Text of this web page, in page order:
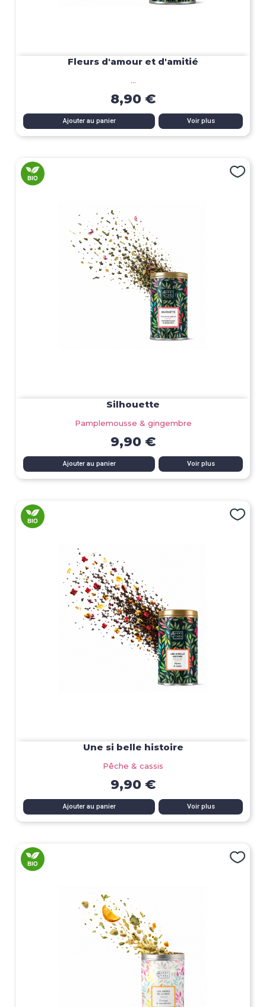
Fleurs d'amour et d'amitié
...
8,90 €
Ajouter au panier Voir plus
Silhouette
Pamplemousse & gingembre
9,90 €
Ajouter au panier Voir plus
Une si belle histoire
Pêche & cassis
9,90 €
Ajouter au panier Voir plus